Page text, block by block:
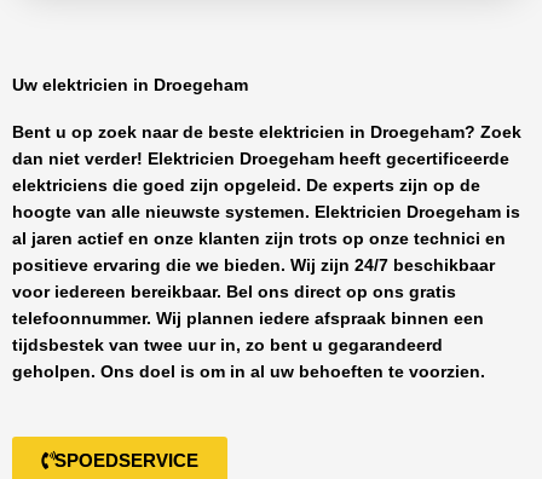
Uw elektricien in Droegeham
Bent u op zoek naar de beste elektricien in Droegeham? Zoek
dan niet verder! Elektricien Droegeham heeft gecertificeerde
elektriciens die goed zijn opgeleid. De experts zijn op de
hoogte van alle nieuwste systemen. Elektricien Droegeham is
al jaren actief en onze klanten zijn trots op onze technici en
positieve ervaring die we bieden. Wij zijn 24/7 beschikbaar
voor iedereen bereikbaar. Bel ons direct op ons gratis
telefoonnummer. Wij plannen iedere afspraak binnen een
tijdsbestek van twee uur in, zo bent u gegarandeerd
geholpen. Ons doel is om in al uw behoeften te voorzien.
SPOEDSERVICE